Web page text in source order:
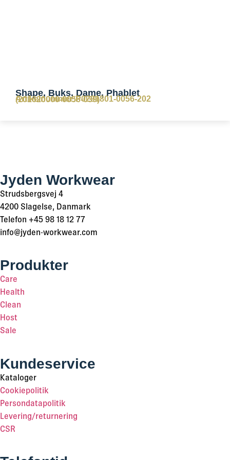
Shape, Buks, Dame, Phablet
Artikelnummer:P0291801-0056-202
(201620000-0056-039)
Jyden Workwear
Strudsbergsvej 4
4200 Slagelse, Danmark
Telefon +45 98 18 12 77
info@jyden-workwear.com
Produkter
Care
Health
Clean
Host
Sale
Kundeservice
Kataloger
Cookiepolitik
Persondatapolitik
Levering/returnering
CSR